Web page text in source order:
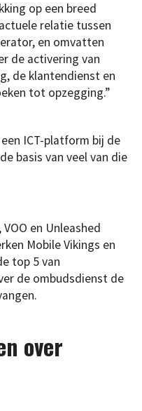
op een breed
relatie tussen
en omvatten
de activering van
de klantendienst en
tot opzegging.”
ICT-platform bij de
basis van veel van die
en Unleashed
Mobile Vikings en
top 5 van
de ombudsdienst de
over